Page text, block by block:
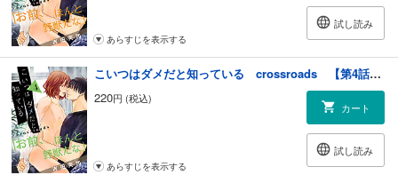
試し読み
あらすじを表示する
こいつはダメだと知っている crossroads 【第4話】【特典付き】
220円 (税込)
カート
試し読み
あらすじを表示する